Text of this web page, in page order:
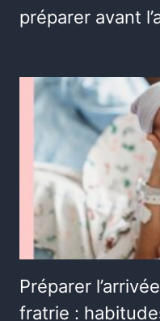
préparer avant
Préparer
fratrie :